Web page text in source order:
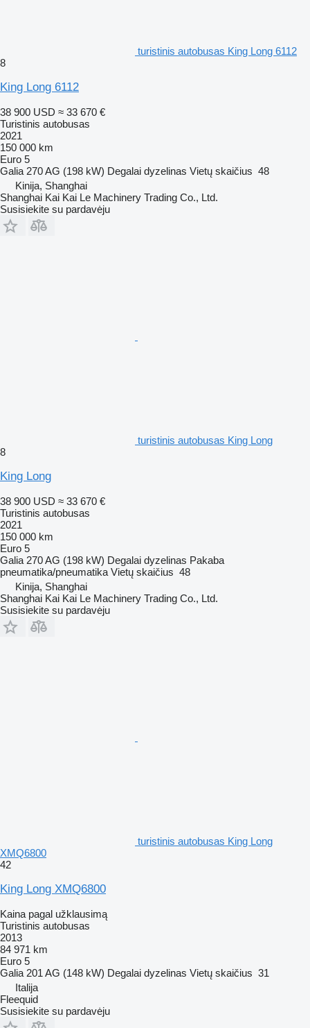
turistinis autobusas King Long 6112
8
King Long 6112
38 900 USD ≈ 33 670 €
Turistinis autobusas
2021
150 000 km
Euro 5
Galia 270 AG (198 kW) Degalai dyzelinas Vietų skaičius 48
Kinija, Shanghai
Shanghai Kai Kai Le Machinery Trading Co., Ltd.
Susisiekite su pardavėju
turistinis autobusas King Long
8
King Long
38 900 USD ≈ 33 670 €
Turistinis autobusas
2021
150 000 km
Euro 5
Galia 270 AG (198 kW) Degalai dyzelinas Pakaba
pneumatika/pneumatika Vietų skaičius 48
Kinija, Shanghai
Shanghai Kai Kai Le Machinery Trading Co., Ltd.
Susisiekite su pardavėju
turistinis autobusas King Long
XMQ6800
42
King Long XMQ6800
Kaina pagal užklausimą
Turistinis autobusas
2013
84 971 km
Euro 5
Galia 201 AG (148 kW) Degalai dyzelinas Vietų skaičius 31
Italija
Fleequid
Susisiekite su pardavėju